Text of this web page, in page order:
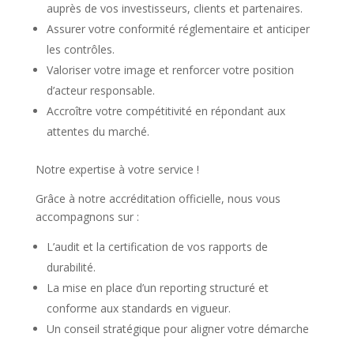
auprès de vos investisseurs, clients et partenaires.
Assurer votre conformité réglementaire et anticiper
les contrôles.
Valoriser votre image et renforcer votre position
d’acteur responsable.
Accroître votre compétitivité en répondant aux
attentes du marché.
Notre expertise à votre service !
Grâce à notre accréditation officielle, nous vous
accompagnons sur :
L’audit et la certification de vos rapports de
durabilité.
La mise en place d’un reporting structuré et
conforme aux standards en vigueur.
Un conseil stratégique pour aligner votre démarche